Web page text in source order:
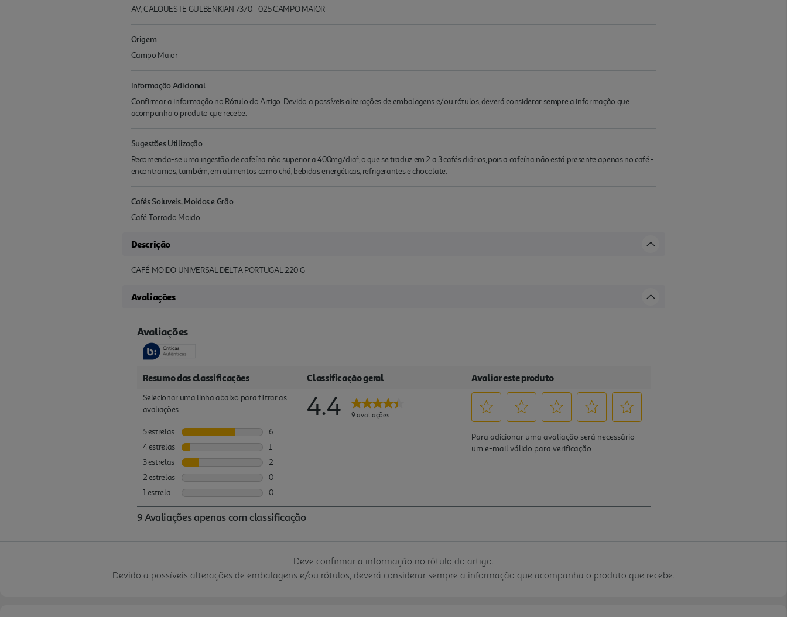
AV, CALOUESTE GULBENKIAN 7370 - 025 CAMPO MAIOR
Origem
Campo Maior
Informação Adicional
Confirmar a informação no Rótulo do Artigo. Devido a possíveis alterações de embalagens e/ou rótulos, deverá considerar sempre a informação que
acompanha o produto que recebe.
Sugestões Utilização
Recomenda-se uma ingestão de cafeína não superior a 400mg/dia*, o que se traduz em 2 a 3 cafés diários, pois a cafeína não está presente apenas no café -
encontramos, também, em alimentos como chá, bebidas energéticas, refrigerantes e chocolate.
Cafés Soluveis, Moidos e Grão
Café Torrado Moido
Descrição
CAFÉ MOIDO UNIVERSAL DELTA PORTUGAL 220 G
Avaliações
Deve confirmar a informação no rótulo do artigo.
Devido a possíveis alterações de embalagens e/ou rótulos, deverá considerar sempre a informação que acompanha o produto que recebe.